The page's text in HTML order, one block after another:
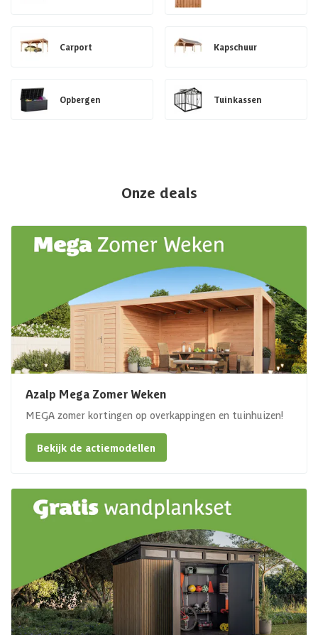
Carport Kapschuur
Opbergen Tuinkassen
Onze deals
Azalp Mega Zomer Weken
MEGA zomer kortingen op overkappingen en tuinhuizen!
Bekijk de actiemodellen